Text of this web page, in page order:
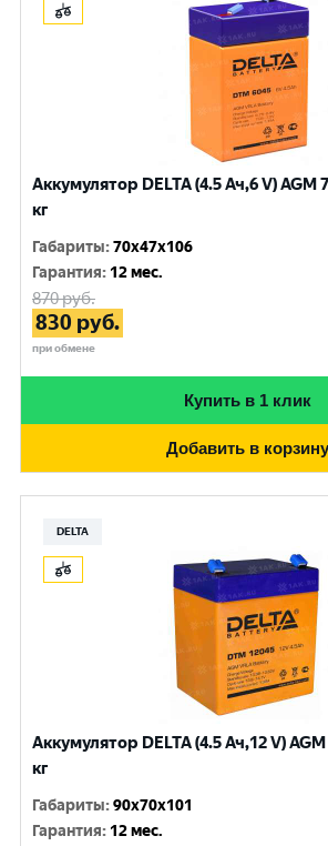
Аккумулятор DELTA (4.5 Ач,6 V) AGM
кг
Габариты:70x47x106
Гарантия: 12 мес.
870руб.
830 руб.
при обмене
Купить в 1 клик
Добавить в корзину
DELTA
Аккумулятор DELTA (4.5 Ач,12 V)
кг
Габариты:90x70x101
Гарантия: 12 мес.